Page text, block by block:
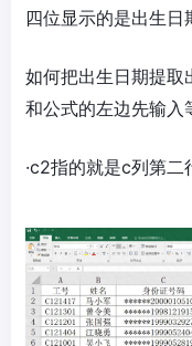
四位显示的是出生日
如何把出生日期提取
和公式的左边先输入
·c2指的就是c列第二